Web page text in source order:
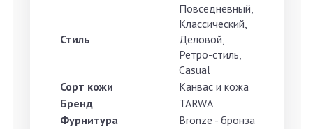
Стиль
Повседневный,
Классический,
Деловой,
Ретро-стиль,
Casual
Сорт кожи
Канвас и кожа
Бренд
TARWA
Фурнитура
Bronze - бронза